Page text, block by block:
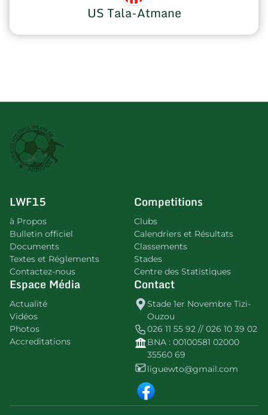
US Tala-Atmane
LWF15
à Propos
Bulletin officiel
Documents
Textes et Réglements
Contactez-nous
Competitions
Clubs
Calendriers et Résultats
Classements
Stades
Centre des Statistiques
Espace Média
Actualité
Vidéos
Photos
Accreditations
Contact
Stade 1er Novembre Tizi-
Ouzou
026 11 55 92 // 026 10 39 02
BNA : 00100581 02000
35560 69
liguewto@gmail.com